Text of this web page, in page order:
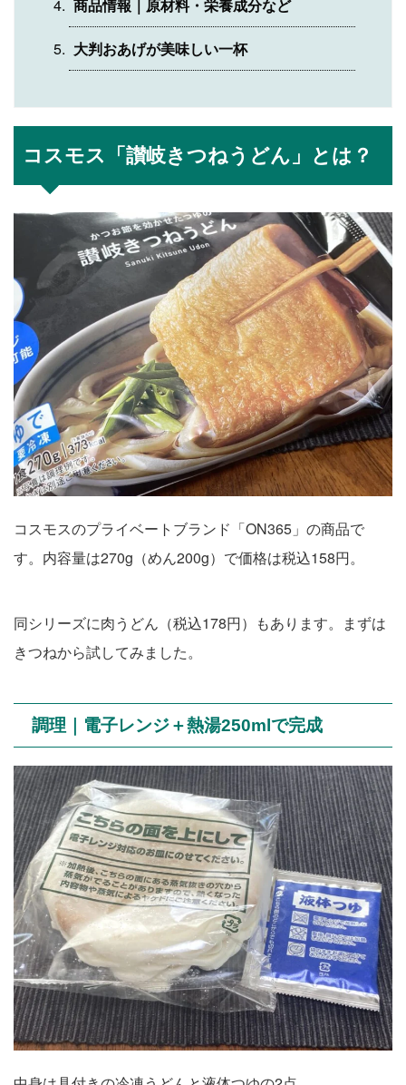
商品情報｜原材料・栄養成分など
大判おあげが美味しい一杯
コスモス「讃岐きつねうどん」とは？
コスモスのプライベートブランド「ON365」の商品で
す。内容量は270g（めん200g）で価格は税込158円。
同シリーズに肉うどん（税込178円）もあります。まずは
きつねから試してみました。
調理｜電子レンジ＋熱湯250mlで完成